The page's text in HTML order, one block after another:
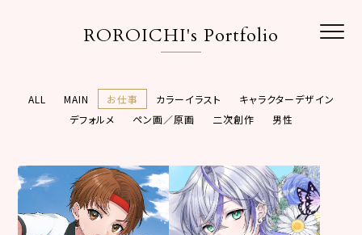
ROROICHI's Portfolio
ALL MAIN お仕事 カラーイラスト
キャラクターデザイン
デフォルメ
ペン画／原画 二次創作 男性